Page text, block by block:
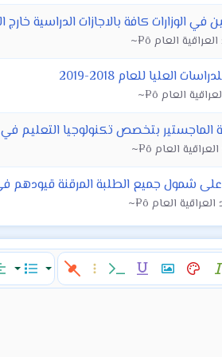
كافة بالاجازات الدراسية خارج
للعام 2018-2019
بتخصص تكنولوجيا التعليم في
جميع الطلبة المرقنة قيودهم في
مائل لون النصإدراج صورةمسطركود مضمنخيارات إضافية…قائمة
محاذاة
عادي